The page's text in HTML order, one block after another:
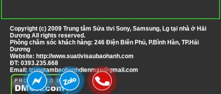
Copyright (c) 2009 Trung tâm Sửa tivi Sony, Samsung, Lg tại nhà ở Hải
Dương All rights reserved.
Phòng chăm sóc khách hàng: 246 Điện Biên Phủ, P.Bình Hàn, TP.Hải
Dương
Website: http://www.suativisaubaohanh.com
ĐT: 0393.235.668
Email:trungtambaohanhdienmay@gmail.com